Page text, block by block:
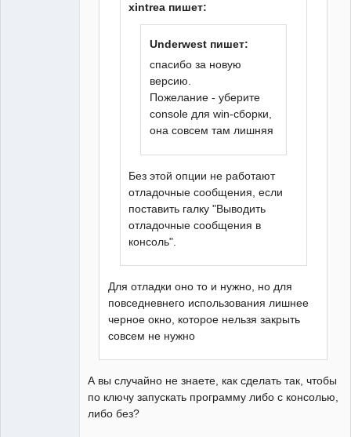
xintrea пишет:
Underwest пишет:
спасибо за новую
версию.
Пожелание - уберите
console для win-сборки,
она совсем там лишняя
Без этой опции не работают
отладочные сообщения, если
поставить галку "Выводить
отладочные сообщения в
консоль".
Для отладки оно то и нужно, но для
повседневнего использования лишнее
черное окно, которое нельзя закрыть
совсем не нужно
А вы случайно не знаете, как сделать так, чтобы
по ключу запускать программу либо с консолью,
либо без?